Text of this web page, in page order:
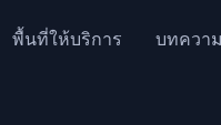
พื้นที่ให้บริการ บทความ